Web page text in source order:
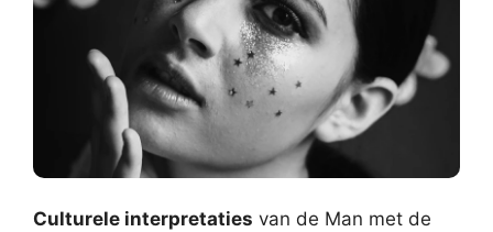
Culturele interpretaties van de Man met de